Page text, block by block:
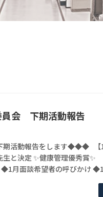
会 下期活動報告
活動報告をします◆◆◆ 【
生と決定 ✨健康管理優秀賞
◆1月面談希望者の呼びかけ